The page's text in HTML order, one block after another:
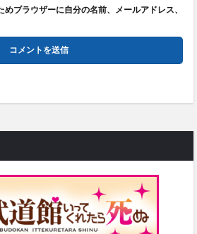
ブラウザーに自分の名前、メールアドレス、